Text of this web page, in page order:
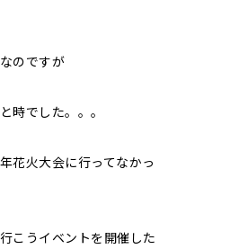
のですが
時でした。。。
花火大会に行ってなかっ
こうイベントを開催した